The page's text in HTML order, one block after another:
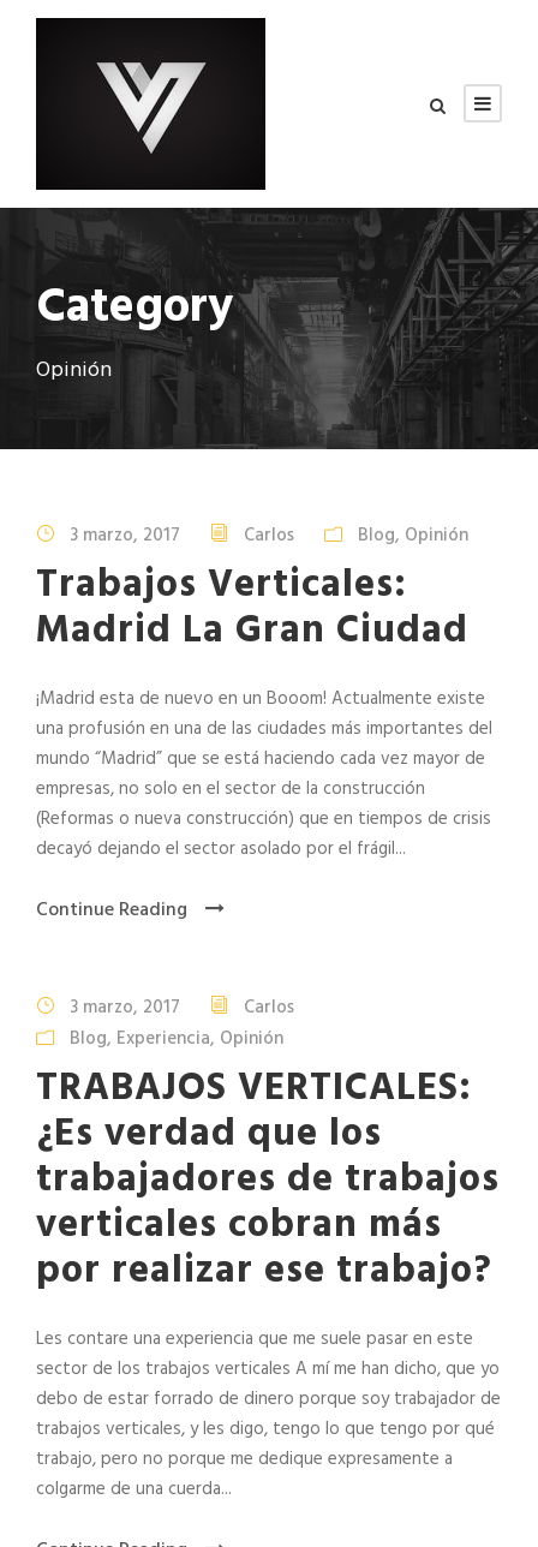
Category
Opinión
3 marzo, 2017 Carlos Blog, Opinión
Trabajos Verticales:
Madrid La Gran Ciudad
¡Madrid esta de nuevo en un Booom! Actualmente existe
una profusión en una de las ciudades más importantes del
mundo “Madrid” que se está haciendo cada vez mayor de
empresas, no solo en el sector de la construcción
(Reformas o nueva construcción) que en tiempos de crisis
decayó dejando el sector asolado por el frágil...
Continue Reading
3 marzo, 2017
Carlos
Blog, Experiencia, Opinión
TRABAJOS VERTICALES:
¿Es verdad que los
trabajadores de trabajos
verticales cobran más
por realizar ese trabajo?
Les contare una experiencia que me suele pasar en este
sector de los trabajos verticales A mí me han dicho, que yo
debo de estar forrado de dinero porque soy trabajador de
trabajos verticales, y les digo, tengo lo que tengo por qué
trabajo, pero no porque me dedique expresamente a
colgarme de una cuerda...